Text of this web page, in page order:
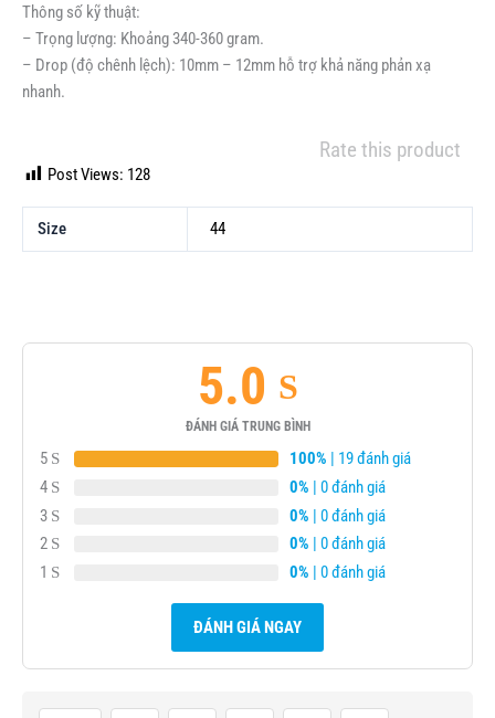
Thông số kỹ thuật:
– Trọng lượng: Khoảng 340-360 gram.
– Drop (độ chênh lệch): 10mm – 12mm hỗ trợ khả năng phản xạ
nhanh.
Rate this product
Post Views: 128
Size 44
5.0
ĐÁNH GIÁ TRUNG BÌNH
5 100% | 19 đánh giá
4
0% | 0 đánh giá
3
0% | 0 đánh giá
2
0% | 0 đánh giá
1
0% | 0 đánh giá
ĐÁNH GIÁ NGAY